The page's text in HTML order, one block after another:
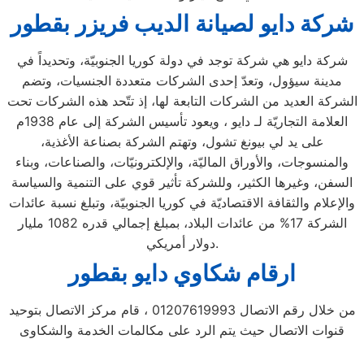
شركة دايو لصيانة الديب فريزر بقطور
شركة دايو هي شركة توجد في دولة كوريا الجنوبيّة، وتحديداً في
مدينة سيؤول، وتعدّ إحدى الشركات متعددة الجنسيات، وتضم
الشركة العديد من الشركات التابعة لها، إذ تتّحد هذه الشركات تحت
العلامة التجاريّة لـ دايو ، ويعود تأسيس الشركة إلى عام 1938م
على يد لي بيونغ تشول، وتهتم الشركة بصناعة الأغذية،
والمنسوجات، والأوراق الماليّة، والإلكترونيّات، والصناعات، وبناء
السفن، وغيرها الكثير، وللشركة تأثير قوي على التنمية والسياسة
والإعلام والثقافة الاقتصاديّة في كوريا الجنوبيّة، وتبلغ نسبة عائدات
الشركة 17% من عائدات البلاد، بمبلغ إجمالي قدره 1082 مليار
دولار أمريكي.
ارقام شكاوي دايو بقطور
من خلال رقم الاتصال 01207619993 ، قام مركز الاتصال بتوحيد
قنوات الاتصال حيث يتم الرد على مكالمات الخدمة والشكاوى